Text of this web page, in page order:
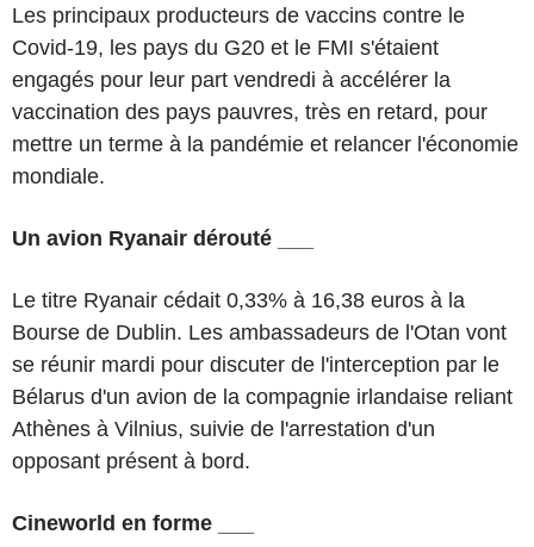
Les principaux producteurs de vaccins contre le
Covid-19, les pays du G20 et le FMI s'étaient
engagés pour leur part vendredi à accélérer la
vaccination des pays pauvres, très en retard, pour
mettre un terme à la pandémie et relancer l'économie
mondiale.
Un avion Ryanair dérouté ___
Le titre Ryanair cédait 0,33% à 16,38 euros à la
Bourse de Dublin. Les ambassadeurs de l'Otan vont
se réunir mardi pour discuter de l'interception par le
Bélarus d'un avion de la compagnie irlandaise reliant
Athènes à Vilnius, suivie de l'arrestation d'un
opposant présent à bord.
Cineworld en forme ___